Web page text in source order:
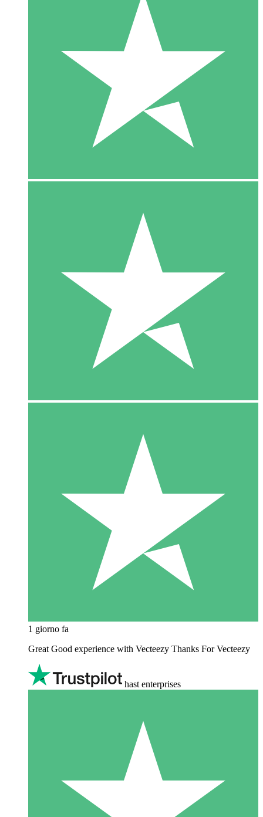
1 giorno fa
Great Good experience with Vecteezy Thanks For Vecteezy
hast enterprises